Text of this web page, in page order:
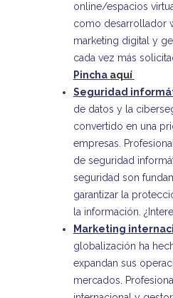
online/espacios
como desarrollador
marketing digital y
cada vez más
Pincha aquí
Seguridad
de datos y la
convertido en una
empresas.
de seguridad
seguridad son
garantizar la
la información.
Marketing
globalización ha
expandan sus
mercados.